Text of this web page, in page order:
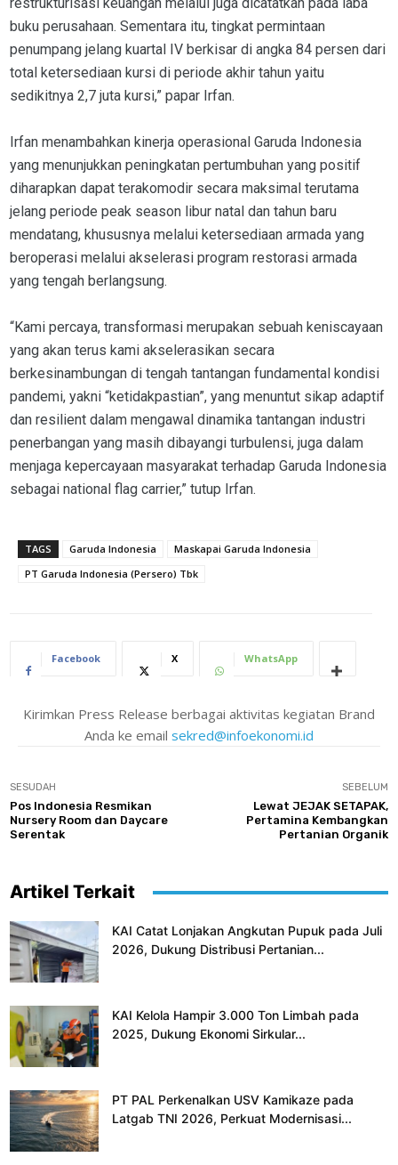
buku perusahaan. Sementara itu, tingkat permintaan
penumpang jelang kuartal IV berkisar di angka 84 persen dari
total ketersediaan kursi di periode akhir tahun yaitu
sedikitnya 2,7 juta kursi,” papar Irfan.
Irfan menambahkan kinerja operasional Garuda Indonesia
yang menunjukkan peningkatan pertumbuhan yang positif
diharapkan dapat terakomodir secara maksimal terutama
jelang periode peak season libur natal dan tahun baru
mendatang, khususnya melalui ketersediaan armada yang
beroperasi melalui akselerasi program restorasi armada
yang tengah berlangsung.
“Kami percaya, transformasi merupakan sebuah keniscayaan
yang akan terus kami akselerasikan secara
berkesinambungan di tengah tantangan fundamental kondisi
pandemi, yakni “ketidakpastian”, yang menuntut sikap adaptif
dan resilient dalam mengawal dinamika tantangan industri
penerbangan yang masih dibayangi turbulensi, juga dalam
menjaga kepercayaan masyarakat terhadap Garuda Indonesia
sebagai national flag carrier,” tutup Irfan.
TAGS Garuda Indonesia
Maskapai Garuda Indonesia
PT Garuda Indonesia (Persero) Tbk
Facebook X WhatsApp
Kirimkan Press Release berbagai aktivitas kegiatan Brand
Anda ke email sekred@infoekonomi.id
SESUDAH
Pos Indonesia Resmikan
Nursery Room dan Daycare
Serentak
SEBELUM
Lewat JEJAK SETAPAK,
Pertamina Kembangkan
Pertanian Organik
Artikel Terkait
KAI Catat Lonjakan Angkutan Pupuk pada Juli
2026, Dukung Distribusi Pertanian...
KAI Kelola Hampir 3.000 Ton Limbah pada
2025, Dukung Ekonomi Sirkular...
PT PAL Perkenalkan USV Kamikaze pada
Latgab TNI 2026, Perkuat Modernisasi...